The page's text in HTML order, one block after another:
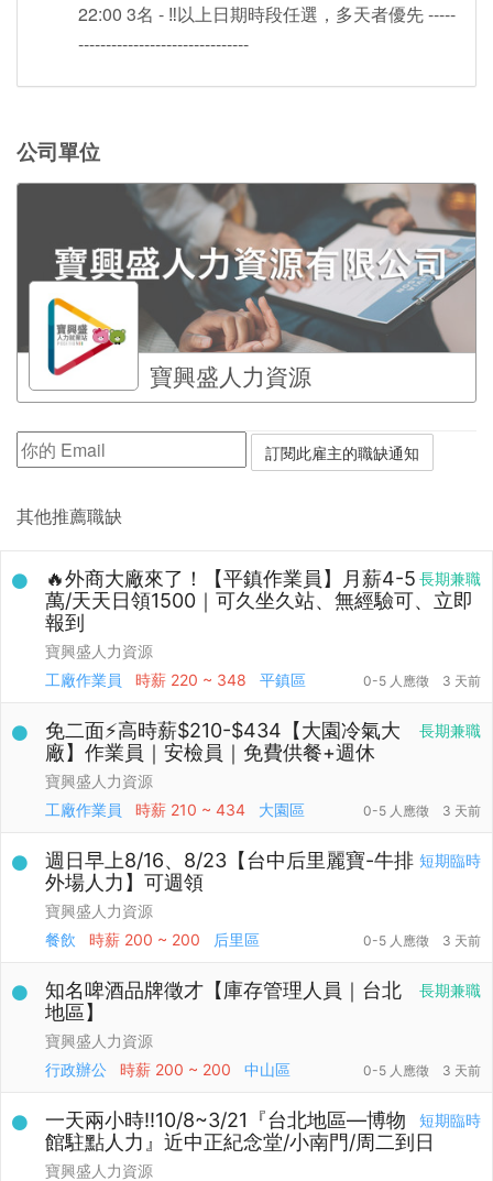
22:00 3名 - ‼️以上日期時段任選，多天者優先 -----
-------------------------------
公司單位
寶興盛人力資源
其他推薦職缺
長期兼職
🔥外商大廠來了！【平鎮作業員】月薪4-5
萬/天天日領1500｜可久坐久站、無經驗可、立即
報到
寶興盛人力資源
工廠作業員
時薪 220 ~ 348 平鎮區 0-5 人應徵 3 天前
長期兼職
免二面⚡高時薪$210-$434【大園冷氣大
廠】作業員｜安檢員｜免費供餐+週休
寶興盛人力資源
工廠作業員
時薪 210 ~ 434 大園區 0-5 人應徵 3 天前
短期臨時
週日早上8/16、8/23【台中后里麗寶-牛排
外場人力】可週領
寶興盛人力資源
餐飲
時薪 200 ~ 200 后里區 0-5 人應徵 3 天前
長期兼職
知名啤酒品牌徵才【庫存管理人員｜台北
地區】
寶興盛人力資源
行政辦公
時薪 200 ~ 200 中山區 0-5 人應徵 3 天前
短期臨時
一天兩小時‼️10/8~3/21『台北地區—博物
館駐點人力』近中正紀念堂/小南門/周二到日
寶興盛人力資源